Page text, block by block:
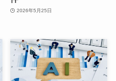
2026年5月25日